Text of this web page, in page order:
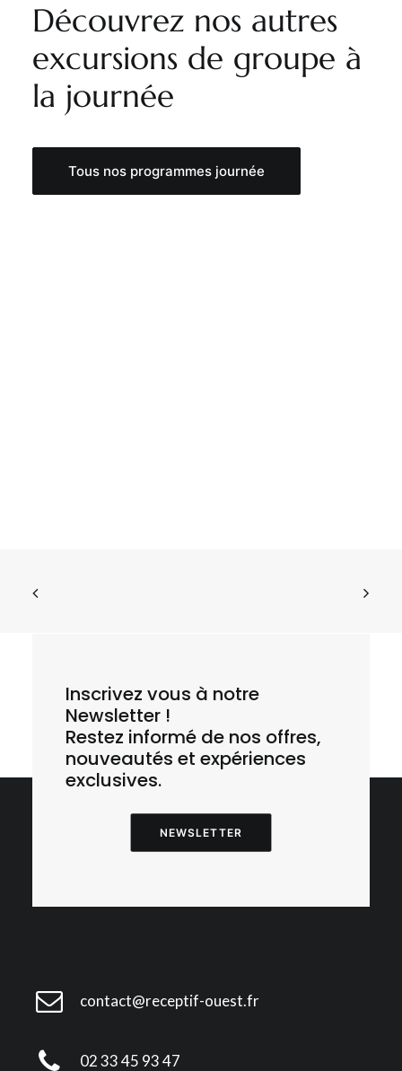
Découvrez nos autres
excursions de groupe à
la journée
Tous nos programmes journée
E1 – Cherbourg – Cité de la Mer – La Hague
Inscrivez vous à notre
Newsletter !
Restez informé de nos offres,
nouveautés et expériences
exclusives.
NEWSLETTER
contact@receptif-ouest.fr
02 33 45 93 47